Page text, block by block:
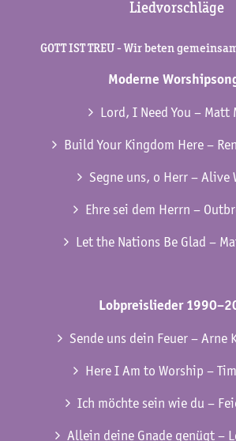
Liedvorschläge
GOTT IST TREU - Wir beten
Moderne
Lord, I Need You – Matt
Build Your Kingdom Here –
Segne uns, o Herr – Alive
Ehre sei dem Herrn –
Let the Nations Be Glad –
Lobpreislieder
Sende uns dein Feuer – Arne
Here I Am to Worship –
Ich möchte sein wie du –
Allein deine Gnade genügt –